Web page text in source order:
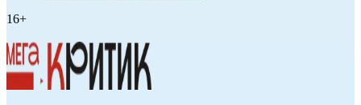
16+